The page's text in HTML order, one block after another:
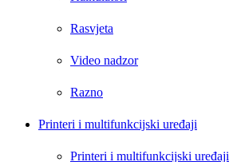
Rasvjeta
Video nadzor
Razno
Printeri i multifunkcijski uređaji
Printeri i multifunkcijski uređaji